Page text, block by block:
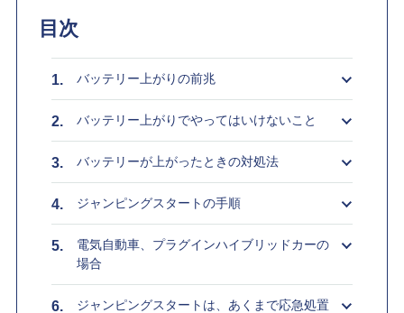
目次
バッテリー上がりの前兆
バッテリー上がりでやってはいけないこと
バッテリーが上がったときの対処法
ジャンピングスタートの手順
電気自動車、プラグインハイブリッドカーの
場合
ジャンピングスタートは、あくまで応急処置